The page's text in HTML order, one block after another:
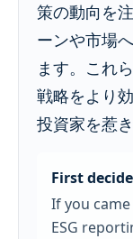
策の動向を
ーンや市場
ます。これ
戦略をより
投資家を惹
First
If you came
ESG